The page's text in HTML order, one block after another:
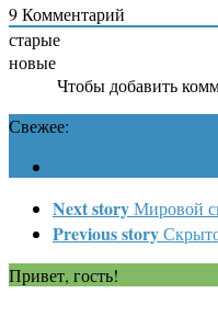
9Комментарий
старые
новые
Чтобы добавить
Свежее:
Next storyМировой
Previous story
Привет, гость!